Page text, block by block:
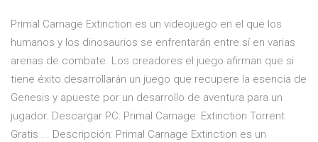
Primal Carnage Extinction es un videojuego en el que los
humanos y los dinosaurios se enfrentarán entre sí en varias
arenas de combate. Los creadores el juego afirman que si
tiene éxito desarrollarán un juego que recupere la esencia de
Genesis y apueste por un desarrollo de aventura para un
jugador. Descargar PC: Primal Carnage: Extinction Torrent
Gratis ... Descripción: Primal Carnage Extinction es un